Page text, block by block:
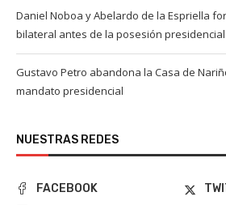
Daniel Noboa y Abelardo de la Espriella
bilateral antes de la posesión
Gustavo Petro abandona la Casa de
mandato presidencial
NUESTRAS REDES
FACEBOOK